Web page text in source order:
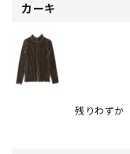
カーキ
残りわずか